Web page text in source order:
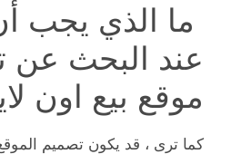
ما الذي يجب
عند البحث عن
موقع بيع اون
كما ترى ، قد يكون تصميم